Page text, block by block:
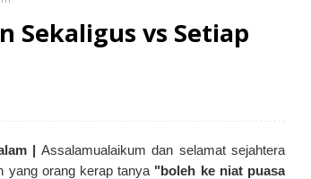
Sekaligus vs Setiap
| Assalamualaikum dan selamat sejahtera
yang orang kerap tanya "boleh ke niat puasa